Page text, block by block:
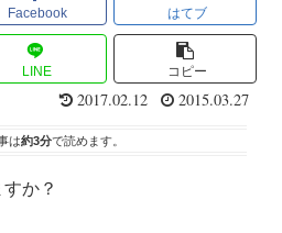
Facebook はてブ
LINE コピー
2017.02.12 2015.03.27
は約3分で読めます。
か？